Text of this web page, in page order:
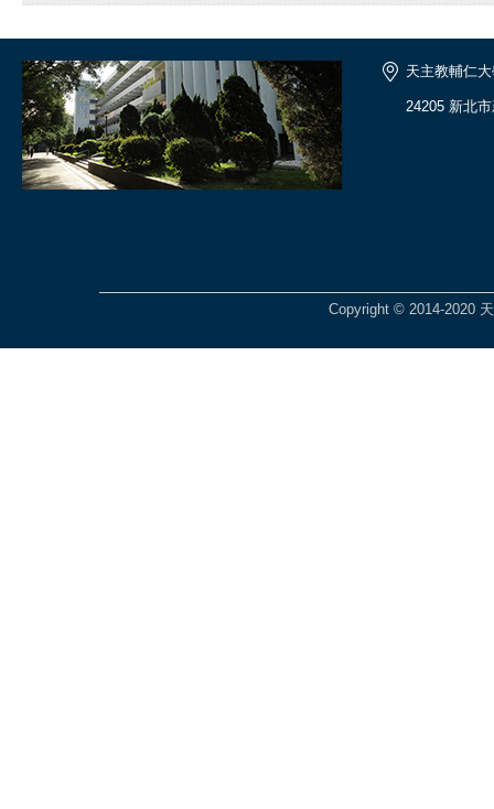
天主教輔仁
24205 新北
Copyright © 2014-2020